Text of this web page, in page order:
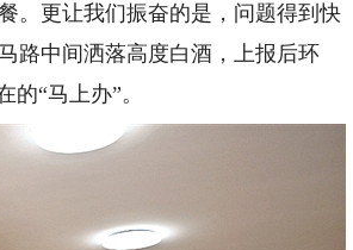
。更让我们振奋的是，问题得到快
路中间洒落高度白酒，上报后环
“马上办”。